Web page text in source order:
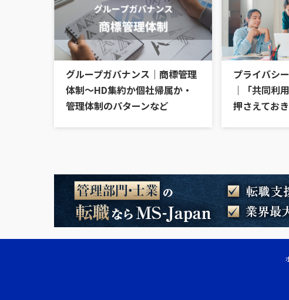
グループガバナンス｜商標管理
体制～HD集約か個社帰属か・
管理体制のパターンなど
プライバシ
｜「共同利
押さえてお